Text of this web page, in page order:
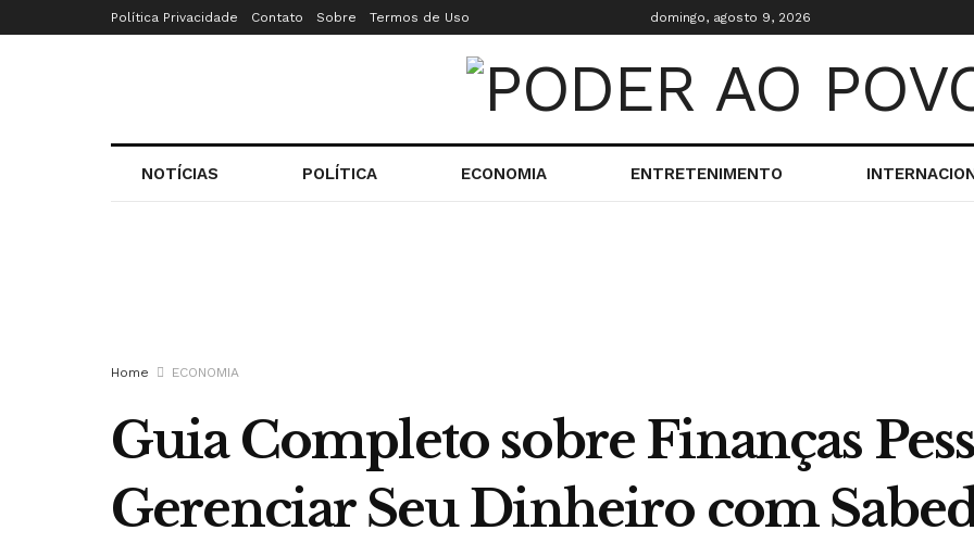
Política Privacidade Contato Sobre Termos de Uso domingo, agosto 9, 2026
NOTÍCIAS POLÍTICA ECONOMIA ENTRETENIMENTO
Home ECONOMIA
Guia Completo sobre Finanças
Gerenciar Seu Dinheiro com